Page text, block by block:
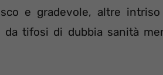
e gradevole, altre
da tifosi di dubbia sanità